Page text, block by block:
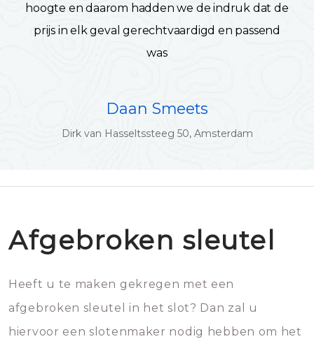
hoogte en daarom hadden we de indruk dat de
prijs in elk geval gerechtvaardigd en passend
was
Daan Smeets
Dirk van Hasseltssteeg 50, Amsterdam
Afgebroken sleutel
Heeft u te maken gekregen met een
afgebroken sleutel in het slot? Dan zal u
hiervoor een slotenmaker nodig hebben om het